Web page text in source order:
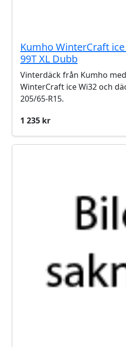
Kumho WinterCraft
99T XL Dubb
Vinterdäck från Kumho
WinterCraft ice Wi32 och
205/65-R15.
1 235 kr